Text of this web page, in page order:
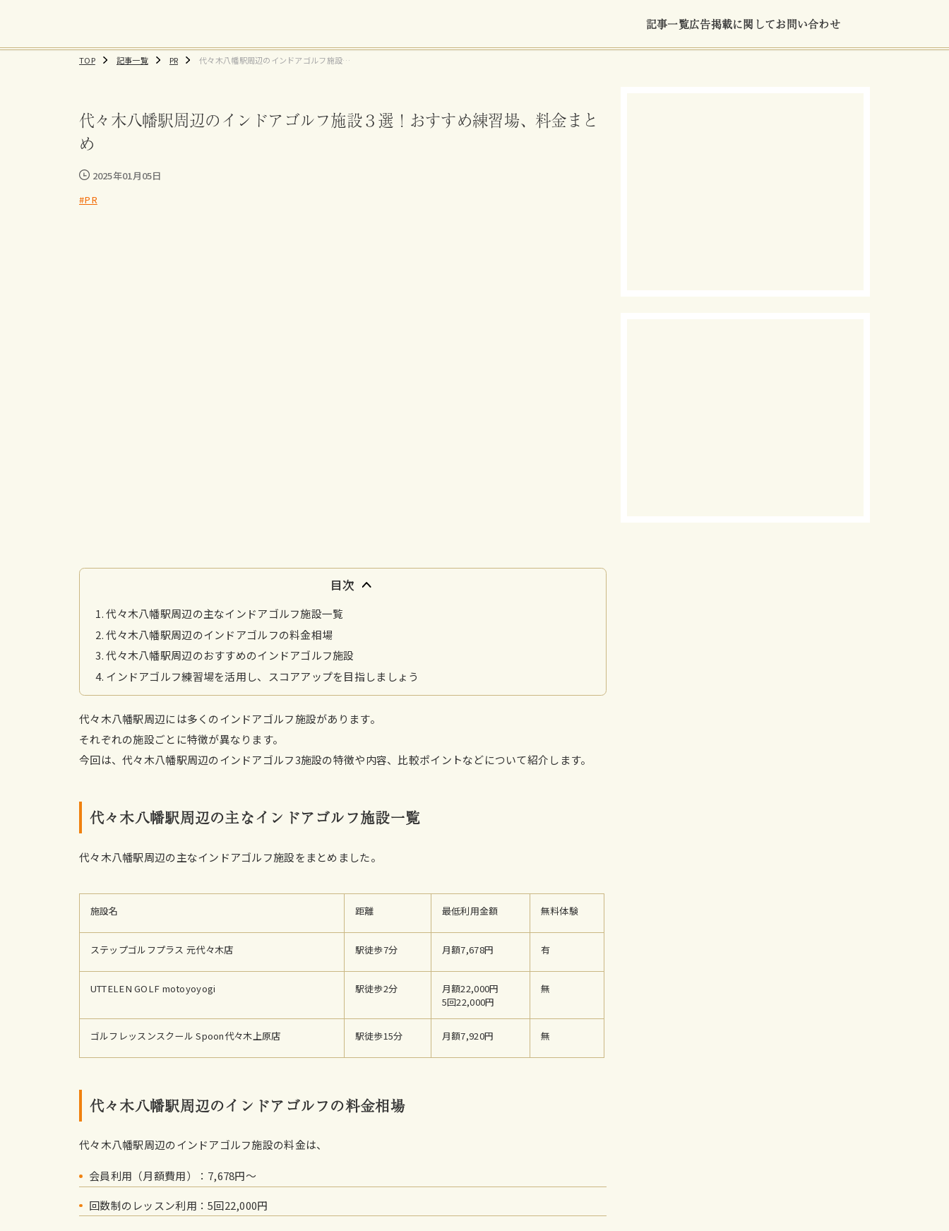
記事一覧広告掲載に関してお問い合わせ
TOP 記事一覧 PR
代々木八幡駅周辺のインドアゴルフ施設３
代々木八幡駅周辺のインドアゴルフ施設３選！おすすめ練習場、料金まと
め
2025年01月05日
#PR
目次
代々木八幡駅周辺の主なインドアゴルフ施設一覧
代々木八幡駅周辺のインドアゴルフの料金相場
代々木八幡駅周辺のおすすめのインドアゴルフ施設
インドアゴルフ練習場を活用し、スコアアップを目指しましょう
代々木八幡駅周辺には多くのインドアゴルフ施設があります。
それぞれの施設ごとに特徴が異なります。
今回は、代々木八幡駅周辺のインドアゴルフ3施設の特徴や内容、比較ポイントなどについて紹介します。
代々木八幡駅周辺の主なインドアゴルフ施設一覧
代々木八幡駅周辺の主なインドアゴルフ施設をまとめました。
施設名 距離 最低利用金額 無料体験
ステップゴルフプラス 元代々木店 駅徒歩7分 月額7,678円 有
UTTELEN GOLF motoyoyogi 駅徒歩2分
月額22,000円
5回22,000円
無
ゴルフレッスンスクール Spoon代々木上原店 駅徒歩15分 月額7,920円 無
代々木八幡駅周辺のインドアゴルフの料金相場
代々木八幡駅周辺のインドアゴルフ施設の料金は、
会員利用（月額費用）：7,678円〜
回数制のレッスン利用：5回22,000円